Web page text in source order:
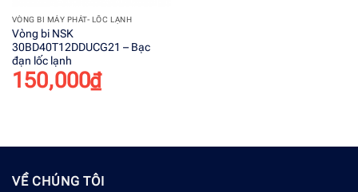
VÒNG BI MÁY PHÁT- LỐC LẠNH
Vòng bi NSK
30BD40T12DDUCG21 – Bạc
đạn lốc lạnh
150,000₫
VỀ CHÚNG TÔI